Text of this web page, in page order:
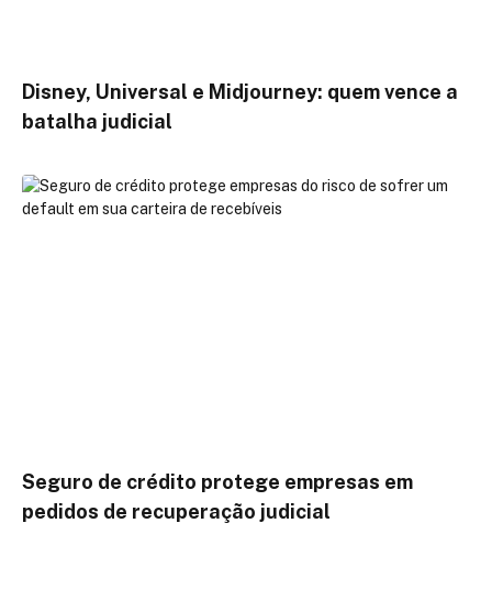
Disney, Universal e Midjourney: quem vence a
batalha judicial
Seguro de crédito protege empresas em
pedidos de recuperação judicial